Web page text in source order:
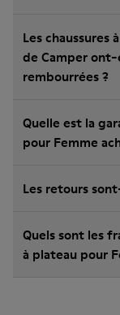
Les chaussures
de Camper
rembourrées ?
Quelle est la
pour Femme
Les retours
Quels sont les
à plateau pour